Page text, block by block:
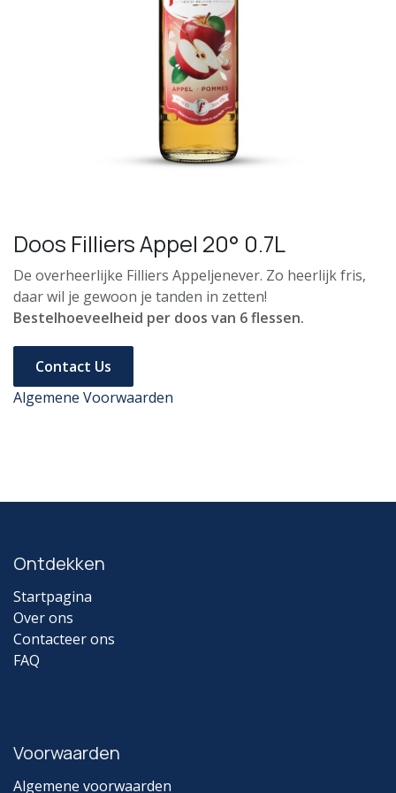
Doos Filliers Appel 20° 0.7L
De overheerlijke Filliers Appeljenever. Zo heerlijk fris,
daar wil je gewoon je tanden in zetten!
Bestelhoeveelheid per doos van 6 flessen.
Contact Us
Algemene Voorwaarden
Ontdekken
Startpagina
Over ons
Contacteer ons
FAQ
Voorwaarden
Algemene voorwaarden